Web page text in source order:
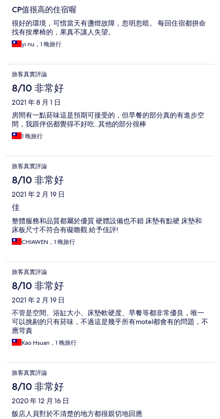
CP值很高的住宿喔
很好的環境，可惜當天有盞燈故障，忽明忽暗。 每回住宿都拼命
找有按摩椅的，果真不讓人失望。
yi nu，1 晚旅行
旅客真實評論
8/10 非常好
2021 年 8 月 1 日
房間有一點菸味這是預期可接受的，但早餐的部分真的有進步空
間，我跟伴侶都覺得不好吃..其他的部分很棒
1 晚旅行
旅客真實評論
8/10 非常好
2021 年 2 月 19 日
佳
整體服務和品質都屬於優質 硬體設備也不錯 床墊有點硬 床墊和
床板尺寸不符合有礙瞻觀 給予佳評!
CHIAWEN，1 晚旅行
旅客真實評論
8/10 非常好
2021 年 2 月 19 日
不管是空間、浴缸大小、床墊軟硬度、早餐等都非常優良，唯一
可以挑剔的只有菸味，不過這是幾乎所有motel都會有的問題，不
應苛責
Kao Hsuan，1 晚旅行
旅客真實評論
8/10 非常好
2020 年 12 月 16 日
飯店人員對於不清楚的地方都很親切地回應